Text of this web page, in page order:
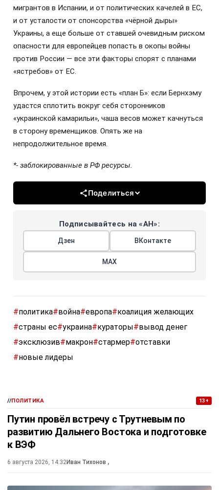
мигрантов в Испании, и от политических качелей в ЕС,
и от усталости от спонсорства «чёрной дыры»
Украины, а еще больше от ставшей очевидным риском
опасности для европейцев попасть в окопы войны
против России — все эти факторы спорят с планами
«ястребов» от ЕС.
Впрочем, у этой истории есть «план Б»: если Бернхэму
удастся сплотить вокруг себя сторонников
«украинской камарильи», чаша весов может качнуться
в сторону временщиков. Опять же на
непродолжительное время.
*- заблокированные в РФ ресурсы.
Поделиться
Подписывайтесь на «АН»:
Дзен ВКонтакте
МАХ
#политика#война#европа#коалиция желающих
#страны ес#украина#кураторы#вывод денег
#эксклюзив#макрон#стармер#отставки
#новые лидеры
//ПОЛИТИКА 13+
Путин провёл встречу с Трутневым по
развитию Дальнего Востока и подготовке
к ВЭФ
6 августа 2026, 14:32Иван Тихонов ,